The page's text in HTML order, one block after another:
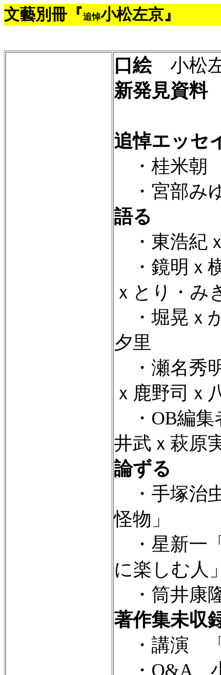
文藝別冊『追悼小松左京』
口絵小松左
新発見資料
追悼エッセ
・桂米朝
・宮部み
語る
・東浩紀
・鏡明ｘ
ｘとり・み
・堀晃ｘ
夕里
・瀬名秀
ｘ鹿野司ｘ
・OB編集
井武ｘ萩原
論ずる
・手塚治
怪物」
・星新一
に楽しむ人
・筒井康
著作集未収
・講演 「
・Q&A 小